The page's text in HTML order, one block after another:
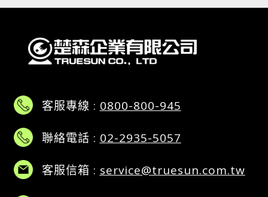
客服專線 : 0800-800-945
聯絡電話 : 02-2935-5057
客服信箱 : service@truesun.com.tw